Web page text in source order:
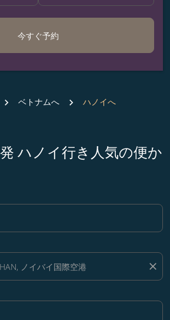
今すぐ予約
ベトナムへ ハノイへ
ハノイ行き人気の便か
close